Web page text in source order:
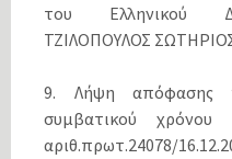
του Ελληνικού
ΤΖΙΛΟΠΟΥΛΟΣ
9. Λήψη απόφασης
συμβατικού χρόνου
αριθ.πρωτ.24078/